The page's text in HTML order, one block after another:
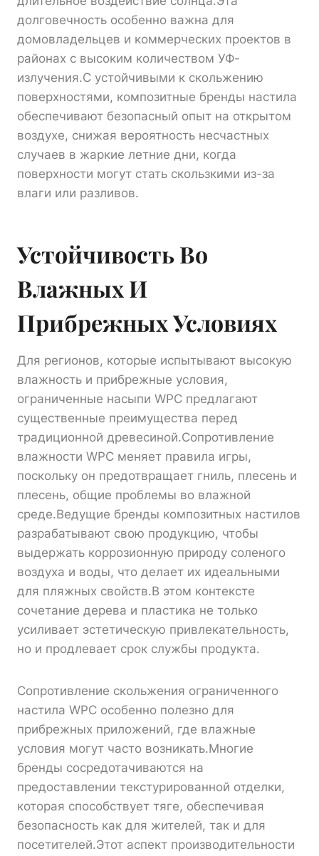
долговечность особенно важна для
домовладельцев и коммерческих проектов в
районах с высоким количеством УФ-
излучения.С устойчивыми к скольжению
поверхностями, композитные бренды настила
обеспечивают безопасный опыт на открытом
воздухе, снижая вероятность несчастных
случаев в жаркие летние дни, когда
поверхности могут стать скользкими из-за
влаги или разливов.
Устойчивость Во
Влажных И
Прибрежных Условиях
Для регионов, которые испытывают высокую
влажность и прибрежные условия,
ограниченные насыпи WPC предлагают
существенные преимущества перед
традиционной древесиной.Сопротивление
влажности WPC меняет правила игры,
поскольку он предотвращает гниль, плесень и
плесень, общие проблемы во влажной
среде.Ведущие бренды композитных настилов
разрабатывают свою продукцию, чтобы
выдержать коррозионную природу соленого
воздуха и воды, что делает их идеальными
для пляжных свойств.В этом контексте
сочетание дерева и пластика не только
усиливает эстетическую привлекательность,
но и продлевает срок службы продукта.
Сопротивление скольжения ограниченного
настила WPC особенно полезно для
прибрежных приложений, где влажные
условия могут часто возникать.Многие
бренды сосредотачиваются на
предоставлении текстурированной отделки,
которая способствует тяге, обеспечивая
безопасность как для жителей, так и для
посетителей.Этот аспект производительности